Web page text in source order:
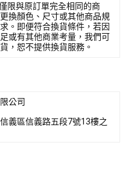
限與原訂單完全相同的商
換顏色、尺寸或其他商品規
。即便符合換貨條件，若因
或有其他商業考量，我們可
，恕不提供換貨服務。
公司
義區信義路五段7號13樓之